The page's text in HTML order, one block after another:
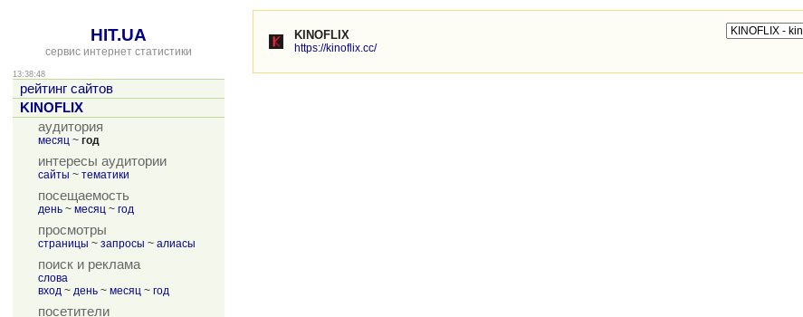
HIT.UA
сервис интернет статистики
13:38:48
рейтинг сайтов
KINOFLIX
аудитория
месяц ~ год
интересы аудитории
сайты ~ тематики
посещаемость
день ~ месяц ~ год
просмотры
страницы ~ запросы ~ алиасы
поиск и реклама
слова
вход ~ день ~ месяц ~ год
посетители
KINOFLIX
https://kinoflix.cc/